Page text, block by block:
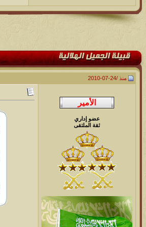
منذ /24-07-2010
عضو إداري
ثقة الملتقى